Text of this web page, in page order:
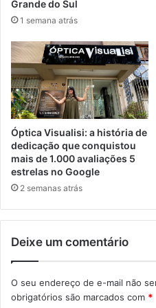
Grande do Sul
1 semana atrás
Óptica Visualisi: a história de
dedicação que conquistou
mais de 1.000 avaliações 5
estrelas no Google
2 semanas atrás
Deixe um comentário
O seu endereço de e-mail não
obrigatórios são marcados com *